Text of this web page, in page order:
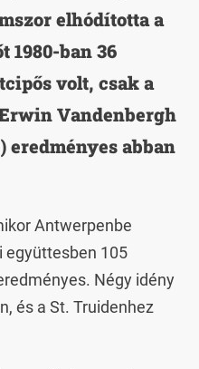
elhódította a
ban 36
volt, csak a
Vandenbergh
eredményes abban
Antwerpenbe
együttesben 105
Négy idény
és a St. Truidenhez